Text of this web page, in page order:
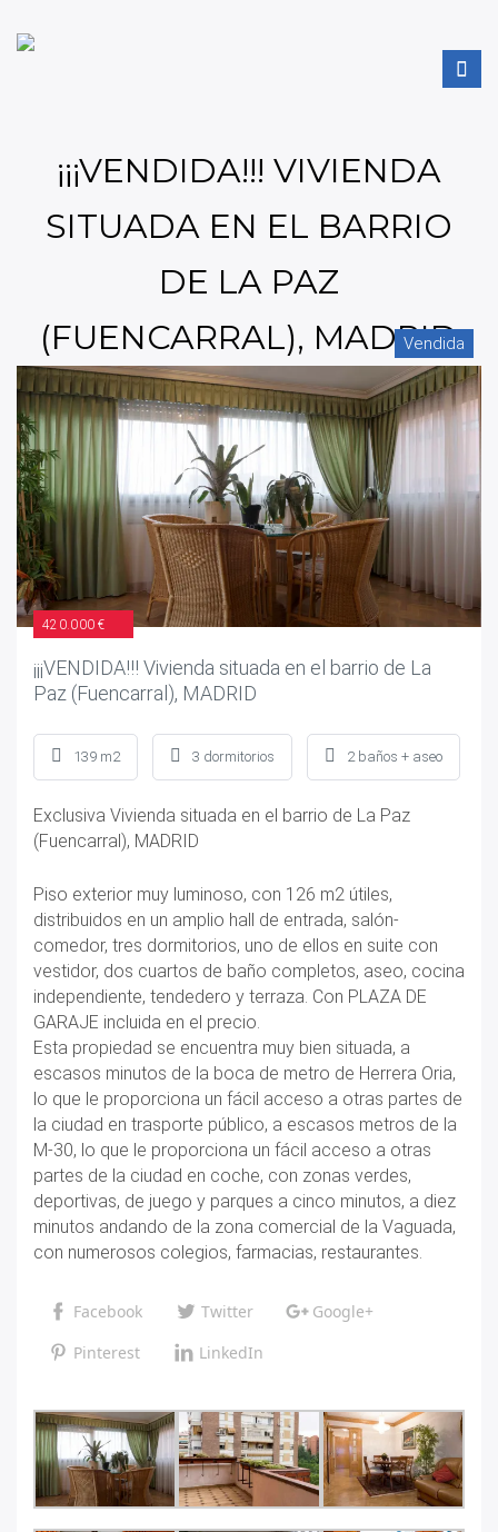
¡¡¡VENDIDA!!! VIVIENDA
SITUADA EN EL BARRIO
DE LA PAZ
(FUENCARRAL), MADRID
Vendida
420.000 €
¡¡¡VENDIDA!!! Vivienda situada en el barrio de La
Paz (Fuencarral), MADRID
139 m2 3 dormitorios 2 baños + aseo
Exclusiva Vivienda situada en el barrio de La Paz
(Fuencarral), MADRID
Piso exterior muy luminoso, con 126 m2 útiles,
distribuidos en un amplio hall de entrada, salón-
comedor, tres dormitorios, uno de ellos en suite con
vestidor, dos cuartos de baño completos, aseo, cocina
independiente, tendedero y terraza. Con PLAZA DE
GARAJE incluida en el precio.
Esta propiedad se encuentra muy bien situada, a
escasos minutos de la boca de metro de Herrera Oria,
lo que le proporciona un fácil acceso a otras partes de
la ciudad en trasporte público, a escasos metros de la
M-30, lo que le proporciona un fácil acceso a otras
partes de la ciudad en coche, con zonas verdes,
deportivas, de juego y parques a cinco minutos, a diez
minutos andando de la zona comercial de la Vaguada,
con numerosos colegios, farmacias, restaurantes.
Facebook Twitter
Google+
Pinterest
LinkedIn